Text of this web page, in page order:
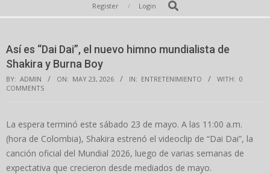
Navigation
Register Login Search
Así es “Dai Dai”, el nuevo himno mundialista de
Shakira y Burna Boy
BY: ADMIN ON: MAY 23, 2026 IN: ENTRETENIMIENTO WITH: 0
COMMENTS
La espera terminó este sábado 23 de mayo. A las 11:00 a.m.
(hora de Colombia), Shakira estrenó el videoclip de “Dai Dai”, la
canción oficial del Mundial 2026, luego de varias semanas de
expectativa que crecieron desde mediados de mayo.